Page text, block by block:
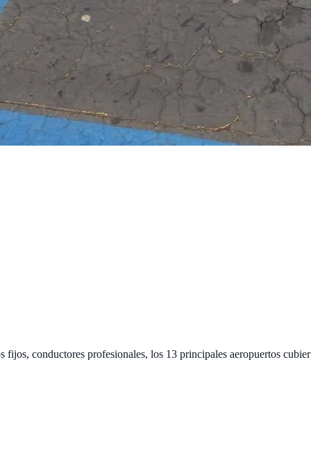
conductores profesionales, los 13 principales aeropuertos